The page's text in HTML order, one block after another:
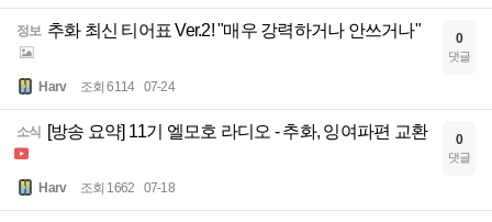
정보 추화 최신 티어표 Ver.2! "매우 강력하거나 안쓰거나"
Harv 조회 6114 07-24
0
댓글
소식 [방송 요약] 11기 엘모호 라디오 - 추화, 잉여파편 교환
Harv 조회 1662 07-18
0
댓글